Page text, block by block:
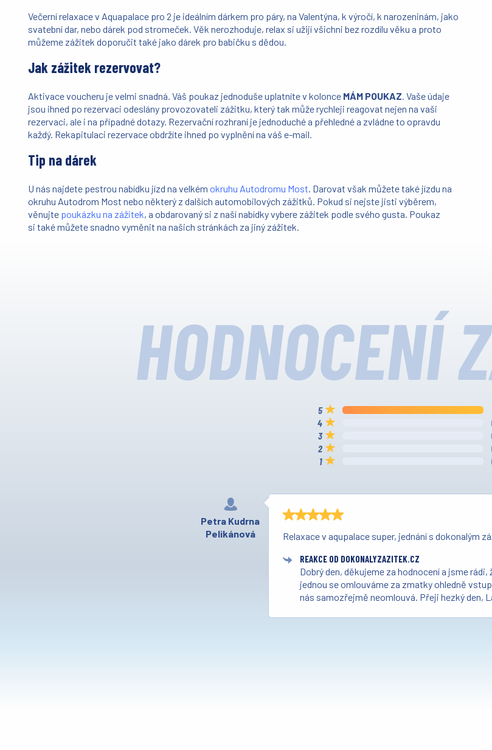
Večerní relaxace v Aquapalace pro 2 je ideálním dárkem pro páry, na Valentýna, k výročí, k narozeninám, jako
svatební dar, nebo dárek pod stromeček. Věk nerozhoduje, relax si užijí všichni bez rozdílu věku a proto
můžeme zážitek doporučit také jako dárek pro babičku s dědou.
Jak zážitek rezervovat?
Aktivace voucheru je velmi snadná. Váš poukaz jednoduše uplatníte v kolonce MÁM POUKAZ. Vaše údaje
jsou ihned po rezervaci odeslány provozovateli zážitku, který tak může rychleji reagovat nejen na vaši
rezervaci, ale i na případné dotazy. Rezervační rozhraní je jednoduché a přehledné a zvládne to opravdu
každý. Rekapitulaci rezervace obdržíte ihned po vyplnění na váš e-mail.
Tip na dárek
U nás najdete pestrou nabídku jízd na velkémokruhu Autodromu Most. Darovat však můžete také jízdu na
okruhu Autodrom Most nebo některý z dalších automobilových zážitků. Pokud si nejste jisti výběrem,
věnujte poukázku na zážitek, a obdarovaný si z naší nabídky vybere zážitek podle svého gusta. Poukaz
si také můžete snadno vyměnit na našich stránkách za jiný zážitek.
HODNOCENÍ
Petra Kudrna
Pelikánová
Relaxace v aqupalace super, jednání s dokonalým
REAKCE OD DOKONALYZAZITEK.CZ
Dobrý den, děkujeme za hodnocení a jsme
jednou se omlouváme za zmatky ohledně
nás samozřejmě neomlouvá. Přeji hezký den,